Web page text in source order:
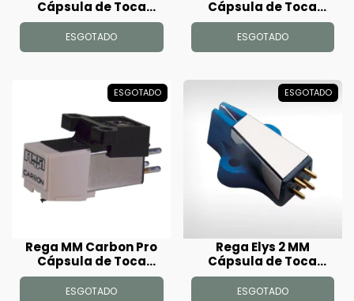
Cápsula de Toca
Disco
ESGOTADO
Cápsula de Toca
Disco
ESGOTADO
ESGOTADO
Rega MM Carbon Pro
Cápsula de Toca
Disco
ESGOTADO
ESGOTADO
Rega Elys 2 MM
Cápsula de Toca
Disco
ESGOTADO